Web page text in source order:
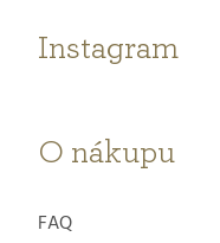
Instagram
O nákupu
FAQ